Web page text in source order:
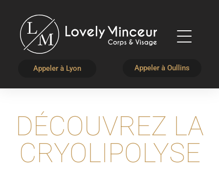
Appeler à Lyon Appeler à Oullins
DÉCOUVREZ LA
CRYOLIPOLYSE